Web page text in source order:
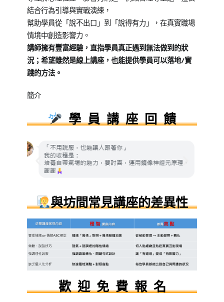
結合行為引導與實戰演練，
幫助學員從「說不出口」到「說得有力」，在真實職場
情境中創造影響力。
講師擁有豐富經驗，直指學員真正遇到無法做到的狀
況；希望雖然是線上講座，也能提供學員可以落地/實
踐的方法。
簡介
學 員 講 座 回 饋
與坊間常見講座的差異性
歡 迎 免 費 報 名